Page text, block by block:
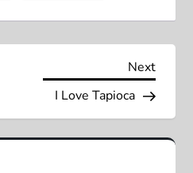
Next
Next
I Love Tapioca